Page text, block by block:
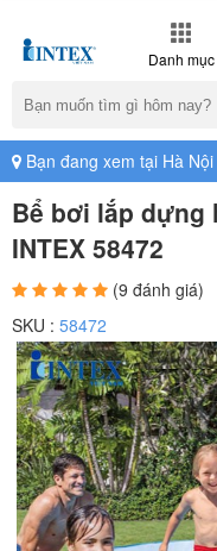
Danh mục
Bạn đang xem tại Hà Nội
Bể bơi lắp dựng
INTEX 58472
(9 đánh giá)
SKU : 58472